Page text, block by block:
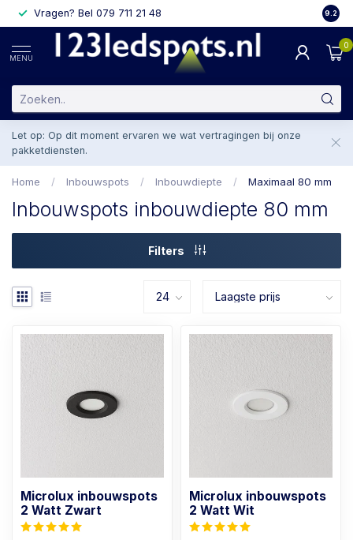
Vragen? Bel 079 711 21 48 29.2
MENU
0
Let op: Op dit moment ervaren we wat vertragingen bij onze
pakketdiensten.
Home / Inbouwspots / Inbouwdiepte / Maximaal 80 mm
Inbouwspots inbouwdiepte 80 mm
Filters
Microlux inbouwspots
2 Watt Zwart
Microlux inbouwspots
2 Watt Wit